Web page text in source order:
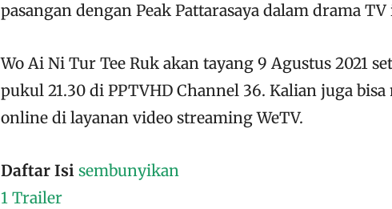
pasangan dengan Peak Pattarasaya dalam drama TV
Wo Ai Ni Tur Tee Ruk akan tayang 9 Agustus 2021
pukul 21.30 di PPTVHD Channel 36. Kalian juga
online di layanan video streaming WeTV.
Daftar Isi sembunyikan
1 Trailer